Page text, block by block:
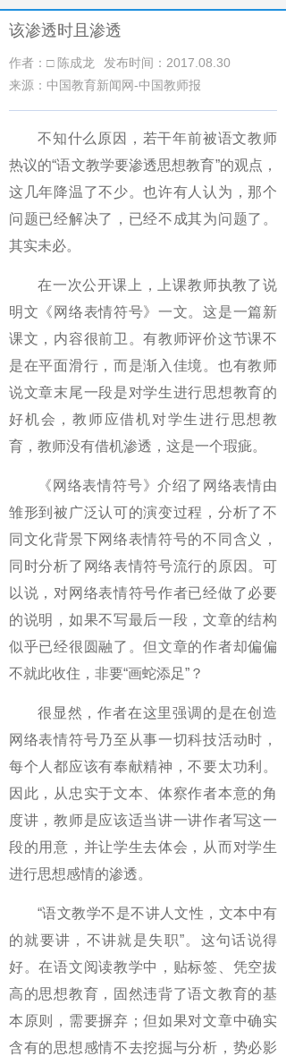
该渗透时且渗透
作者：□ 陈成龙
发布时间：2017.08.30
来源：中国教育新闻网-中国教师报
不知什么原因，若干年前被语文教师
热议的“语文教学要渗透思想教育”的观点，
这几年降温了不少。也许有人认为，那个
问题已经解决了，已经不成其为问题了。
其实未必。
在一次公开课上，上课教师执教了说
明文《网络表情符号》一文。这是一篇新
课文，内容很前卫。有教师评价这节课不
是在平面滑行，而是渐入佳境。也有教师
说文章末尾一段是对学生进行思想教育的
好机会，教师应借机对学生进行思想教
育，教师没有借机渗透，这是一个瑕疵。
《网络表情符号》介绍了网络表情由
雏形到被广泛认可的演变过程，分析了不
同文化背景下网络表情符号的不同含义，
同时分析了网络表情符号流行的原因。可
以说，对网络表情符号作者已经做了必要
的说明，如果不写最后一段，文章的结构
似乎已经很圆融了。但文章的作者却偏偏
不就此收住，非要“画蛇添足”？
很显然，作者在这里强调的是在创造
网络表情符号乃至从事一切科技活动时，
每个人都应该有奉献精神，不要太功利。
因此，从忠实于文本、体察作者本意的角
度讲，教师是应该适当讲一讲作者写这一
段的用意，并让学生去体会，从而对学生
进行思想感情的渗透。
“语文教学不是不讲人文性，文本中有
的就要讲，不讲就是失职”。这句话说得
好。在语文阅读教学中，贴标签、凭空拔
高的思想教育，固然违背了语文教育的基
本原则，需要摒弃；但如果对文章中确实
含有的思想感情不去挖掘与分析，势必影